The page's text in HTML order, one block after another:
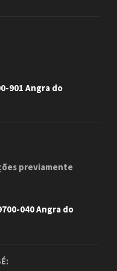
901 Angra do
previamente
040 Angra do